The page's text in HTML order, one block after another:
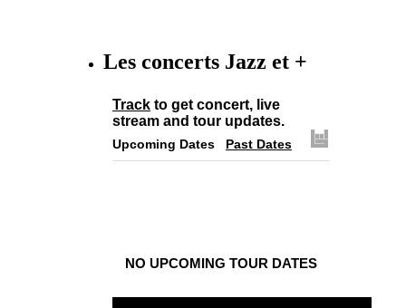
Les concerts Jazz et +
Track to get concert, live
stream and tour updates.
Upcoming Dates Past Dates
NO UPCOMING TOUR DATES